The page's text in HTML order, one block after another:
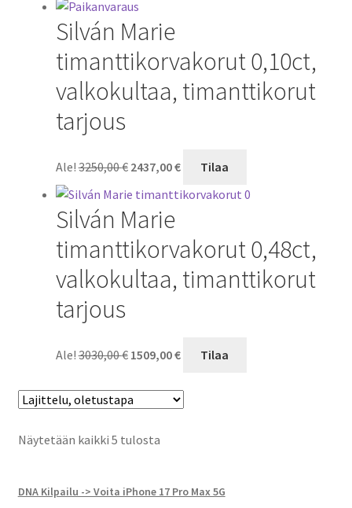
oli:
3030,00 €.
Silván Marie
timanttikorvakorut 0,10ct,
valkokultaa, timanttikorut
tarjous
Ale!3250,00€
hinta
oli:
3250,00 €.
2437,00€
on:
Tilaa
Silván Marie
timanttikorvakorut 0,48ct,
valkokultaa, timanttikorut
tarjous
Ale!3030,00€
hinta
3030,00 €.
1509,00€
1509,00 €.
Tilaa
Näytetään kaikki 5 tulosta
DNA Kilpailu -> Voita iPhone 17 Pro Max 5G